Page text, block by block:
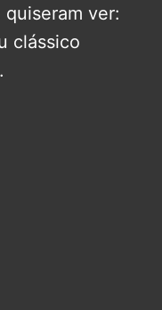
ver:
clássico